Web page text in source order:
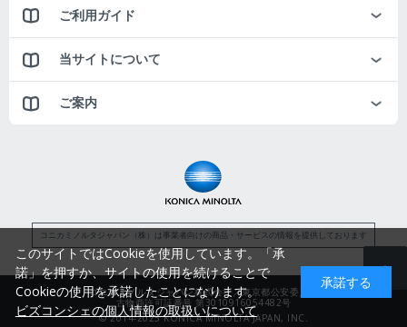
ご利用ガイド
当サイトについて
ご案内
コニカミノルタジャパン（株）は事業者向けの商品・サービスの情報を提供しております
コニカミノルタジャパン株式会社／東京都公安委員会
古物商許可証番号 第3010916054482号
© 2014-2025 KONICA MINOLTA JAPAN, INC.
このサイトではCookieを使用しています。「承
諾」を押すか、サイトの使用を続けることで
Cookieの使用を承諾したことになります。
ビズコンシェの個人情報の取扱いについて
承諾する